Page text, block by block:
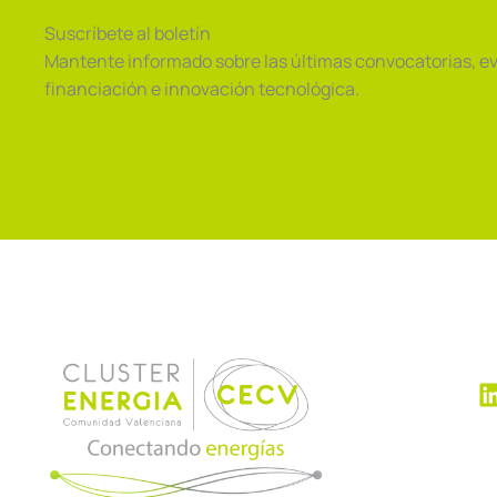
Clave.
Suscríbete al boletín
Mantente informado sobre las últimas convocatorias,
financiación e innovación tecnológica.